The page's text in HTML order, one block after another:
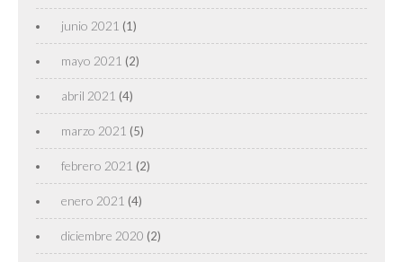
junio 2021 (1)
mayo 2021 (2)
abril 2021 (4)
marzo 2021 (5)
febrero 2021 (2)
enero 2021 (4)
diciembre 2020 (2)